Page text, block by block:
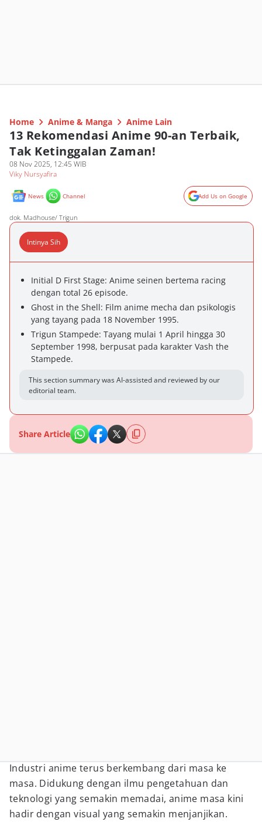
Home Anime & Manga Anime Lain
13 Rekomendasi Anime 90-an Terbaik,
Tak Ketinggalan Zaman!
08 Nov 2025, 12:45 WIB
Viky Nursyafira
News Channel Add Us on Google
dok. Madhouse/ Trigun
Intinya Sih
Initial D First Stage: Anime seinen bertema racing
dengan total 26 episode.
Ghost in the Shell: Film anime mecha dan psikologis
yang tayang pada 18 November 1995.
Trigun Stampede: Tayang mulai 1 April hingga 30
September 1998, berpusat pada karakter Vash the
Stampede.
This section summary was AI-assisted and reviewed by our
editorial team.
Share Article
Industri anime terus berkembang dari masa ke
masa. Didukung dengan ilmu pengetahuan dan
teknologi yang semakin memadai, anime masa kini
hadir dengan visual yang semakin menjanjikan.